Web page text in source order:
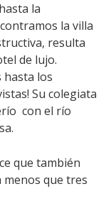
la
la villa
resulta
de lujo.
hasta los
Su colegiata
con el río
que también
menos que tres